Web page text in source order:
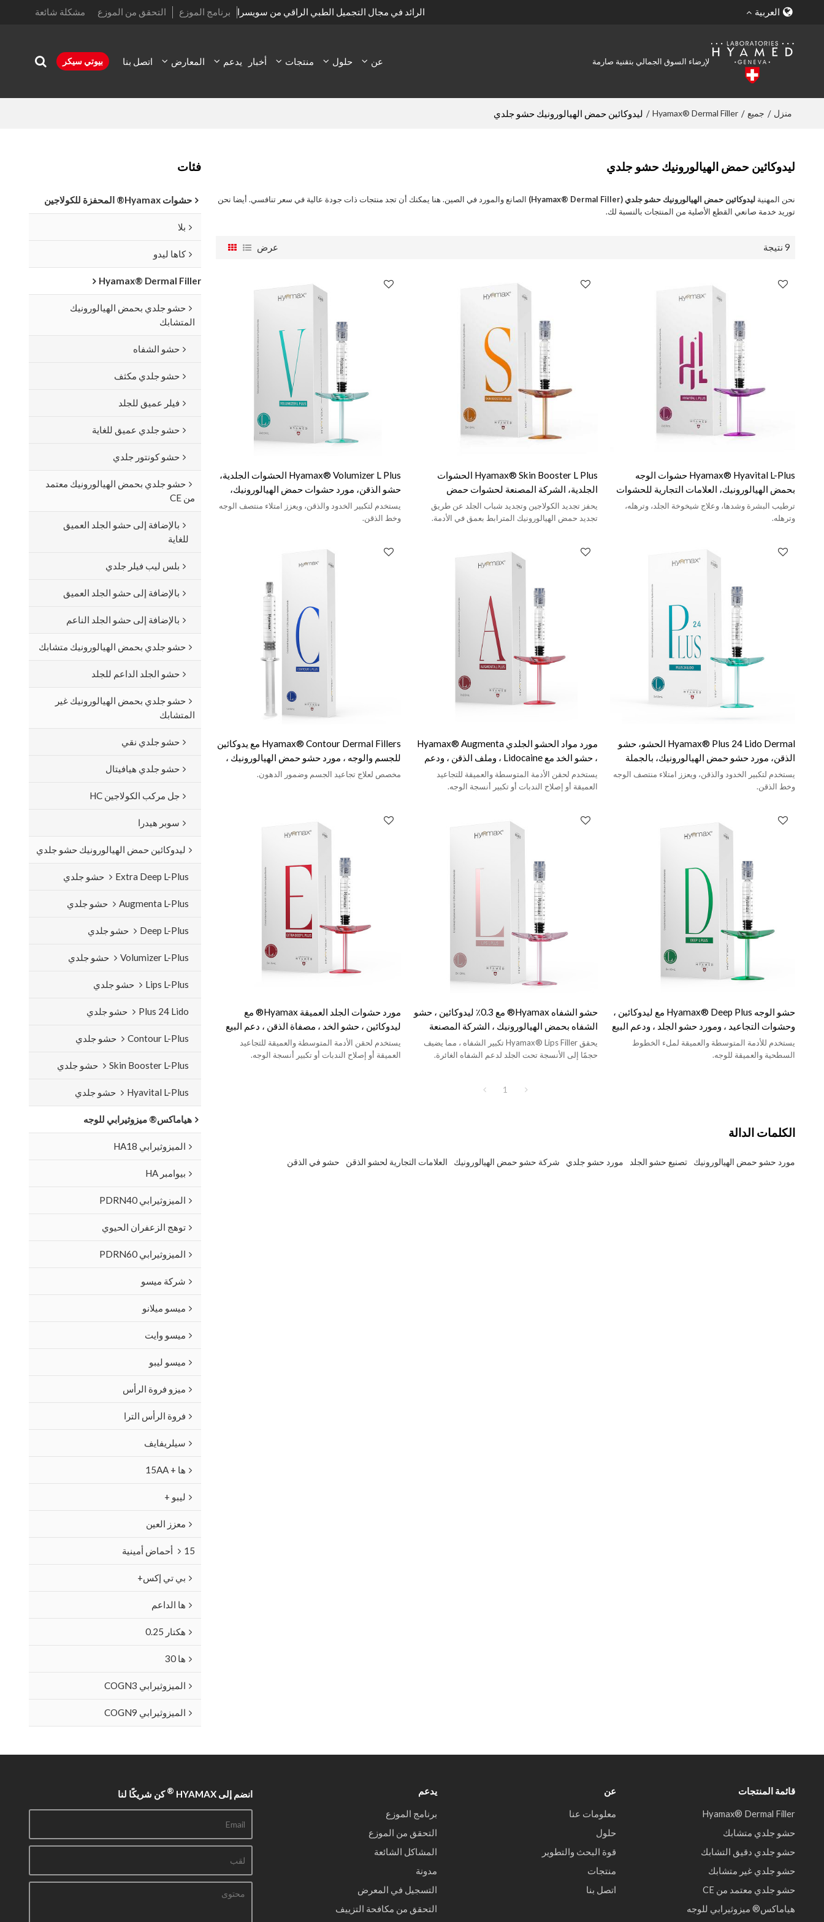
الرائد في مجال التجميل الطبي الراقي من سويسرا برنامج الموزع التحقق من الموزع مشكلة شائعة العربية
لإرضاء السوق الجمالي بتقنية صارمة عن حلول منتجات أخبار يدعم المعارض اتصل بنا بيوتي سيكر
منزل / جميع /
Hyamax® Dermal Filler
/ ليدوكائين حمض الهيالورونيك حشو جلدي
فئات
حشوات Hyamax® المحفزة للكولاجين
بلا
كاها ليدو
Hyamax® Dermal Filler
حشو جلدي بحمض الهيالورونيك
المتشابك
حشو الشفاه
حشو جلدي مكثف
فيلر عميق للجلد
حشو جلدي عميق للغاية
حشو كونتور جلدي
حشو جلدي بحمض الهيالورونيك معتمد
من CE
بالإضافة إلى حشو الجلد العميق
للغاية
بلس ليب فيلر جلدي
بالإضافة إلى حشو الجلد العميق
بالإضافة إلى حشو الجلد الناعم
حشو جلدي بحمض الهيالورونيك متشابك
حشو الجلد الداعم للجلد
حشو جلدي بحمض الهيالورونيك غير
المتشابك
حشو جلدي نقي
حشو جلدي هيافيتال
جل مركب الكولاجين HC
سوبر هيدرا
ليدوكائين حمض الهيالورونيك حشو جلدي
Extra Deep L-Plus حشو جلدي
Augmenta L-Plus حشو جلدي
Deep L-Plus حشو جلدي
Volumizer L-Plus حشو جلدي
Lips L-Plus حشو جلدي
Plus 24 Lido حشو جلدي
Contour L-Plus حشو جلدي
Skin Booster L-Plus حشو جلدي
Hyavital L-Plus حشو جلدي
هياماكس® ميزوثيرابي للوجه
الميزوثيرابي HA18
بيوامبر HA
الميزوثيرابي PDRN40
توهج الزعفران الحيوي
الميزوثيرابي PDRN60
شركة ميسو
ميسو ميلانو
ميسو وايت
ميسو ليبو
ميزو فروة الرأس
فروة الرأس الترا
سيلريفايف
ها + 15AA
ليبو +
معزز العين
15 أحماض أمينية
بي تي إكس+
ها الداعم
هكتار 0.25
ها 30
الميزوثيرابي COGN3
الميزوثيرابي COGN9
ليدوكائين حمض الهيالورونيك حشو جلدي
نحن المهنية ليدوكائين حمض الهيالورونيك حشو جلدي (Hyamax® Dermal Filler)
الصانع والمورد في الصين. هنا يمكنك أن تجد منتجات ذات جودة عالية في سعر تنافسي. أيضا نحن
توريد خدمة صانعي القطع الأصلية من المنتجات بالنسبة لك.
9 نتيجة عرض
Hyamax® Hyavital L-Plus حشوات الوجه
بحمض الهيالورونيك، العلامات التجارية للحشوات
الجلدية، دعم البيع بالجملة والتخصيص
ترطيب البشرة وشدها، وعلاج شيخوخة الجلد، وترهله،
وترهله.
Hyamax® Skin Booster L Plus الحشوات
الجلدية، الشركة المصنعة لحشوات حمض
الهيالورونيك، تدعم البيع بالجملة والتخصيص
يحفز تجديد الكولاجين وتجديد شباب الجلد عن طريق
تجديد حمض الهيالورونيك المترابط بعمق في الأدمة.
Hyamax® Volumizer L Plus الحشوات الجلدية،
حشو الذقن، مورد حشوات حمض الهيالورونيك،
البيع بالجملة والعرف
يستخدم لتكبير الخدود والذقن، ويعزز امتلاء منتصف الوجه
وخط الذقن.
Hyamax® Plus 24 Lido Dermal الحشو، حشو
الذقن، مورد حشو حمض الهيالورونيك، بالجملة
والعرف
يستخدم لتكبير الخدود والذقن، ويعزز امتلاء منتصف الوجه
وخط الذقن.
مورد مواد الحشو الجلدي Hyamax® Augmenta
، حشو الخد مع Lidocaine ، وملف الذقن ، ودعم
البيع بالجملة والمخصص
يستخدم لحقن الأدمة المتوسطة والعميقة للتجاعيد
العميقة أو إصلاح الندبات أو تكبير أنسجة الوجه.
Hyamax® Contour Dermal Fillers مع يدوكائين
للجسم والوجه ، مورد حشو حمض الهيالورونيك ،
بيع بالجملة ومخصص
مخصص لعلاج تجاعيد الجسم وضمور الدهون.
حشو الوجه Hyamax® Deep Plus مع ليدوكائين ،
وحشوات التجاعيد ، ومورد حشو الجلد ، ودعم البيع
بالجملة والمخصص
يستخدم للأدمة المتوسطة والعميقة لملء الخطوط
السطحية والعميقة للوجه.
حشو الشفاه Hyamax® مع 0.3٪ ليدوكائين ، حشو
الشفاه بحمض الهيالورونيك ، الشركة المصنعة
لحقن الشفاه ، بالجملة والمخصصةيحقق Hyamax® Lips Filler تكبير الشفاه ، مما يضيف
حجمًا إلى الأنسجة تحت الجلد لدعم الشفاه الغائرة.
مورد حشوات الجلد العميقة Hyamax® مع
ليدوكائين ، حشو الخد ، مصفاة الذقن ، دعم البيع
بالجملة والمخصص
يستخدم لحقن الأدمة المتوسطة والعميقة للتجاعيد
العميقة أو إصلاح الندبات أو تكبير أنسجة الوجه.
1
الكلمات الدالة
مورد حشو حمض الهيالورونيك تصنيع حشو الجلد مورد حشو جلدي شركة حشو حمض الهيالورونيك العلامات التجارية لحشو الذقن حشو في الذقن
قائمة المنتجات
Hyamax® Dermal Filler
حشو جلدي متشابك
حشو جلدي دقيق التشابك
حشو جلدي غير متشابك
حشو جلدي معتمد من CE
هياماكس® ميزوثيرابي للوجه
عن
معلومات عنا
حلول
قوة البحث والتطوير
منتجات
اتصل بنا
يدعم
برنامج الموزع
التحقق من الموزع
المشاكل الشائعة
مدونة
التسجيل في المعرض
التحقق من مكافحة التزييف
انضم إلى HYAMAX ®كن شريكًا لنا